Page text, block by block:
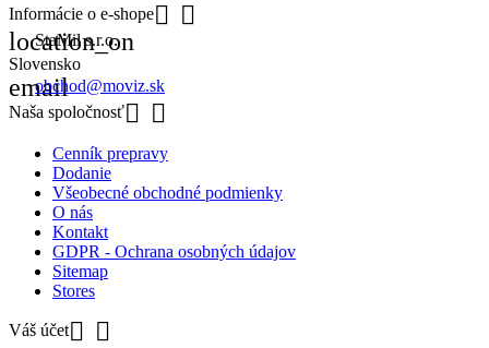
Informácie o e-shope

location_on
StaMil s.r.o.
Slovensko
email
obchod@moviz.sk
Naša spoločnosť 
Cenník prepravy
Dodanie
Všeobecné obchodné podmienky
O nás
Kontakt
GDPR - Ochrana osobných údajov
Sitemap
Stores
Váš účet 